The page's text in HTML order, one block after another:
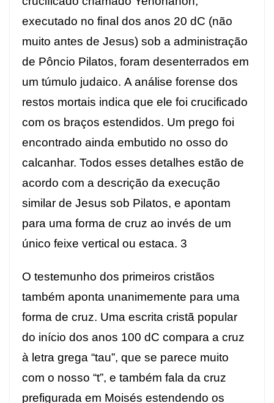
executado no final dos anos 20 dC (não
muito antes de Jesus) sob a administração
de Pôncio Pilatos, foram desenterrados em
um túmulo judaico. A análise forense dos
restos mortais indica que ele foi crucificado
com os braços estendidos. Um prego foi
encontrado ainda embutido no osso do
calcanhar. Todos esses detalhes estão de
acordo com a descrição da execução
similar de Jesus sob Pilatos, e apontam
para uma forma de cruz ao invés de um
único feixe vertical ou estaca. 3
O testemunho dos primeiros cristãos
também aponta unanimemente para uma
forma de cruz. Uma escrita cristã popular
do início dos anos 100 dC compara a cruz
à letra grega “tau”, que se parece muito
com o nosso “t”, e também fala da cruz
prefigurada em Moisés estendendo os